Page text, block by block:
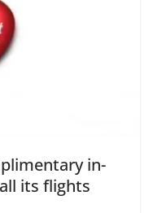
in-
its flights